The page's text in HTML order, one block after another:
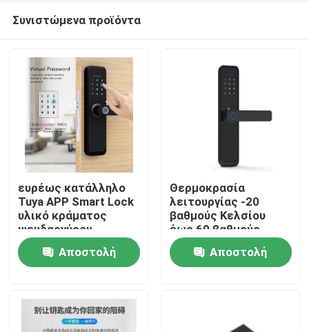
Προϊόντα
Συνιστώμενα προϊόντα
ευρέως κατάλληλο
Tuya APP Smart Lock
υλικό κράματος
ψευδαργύρου
συμβατό με εύρος
υγρασίας 20%-90%
προσφέροντας
ασφαλείας
Αποστολή
Θερμοκρασία
λειτουργίας -20
βαθμούς Κελσίου
έως 60 βαθμούς
Κελσίου Tuya
Wireless Smart Lock
πάχος πόρτας 38
Αποστολή